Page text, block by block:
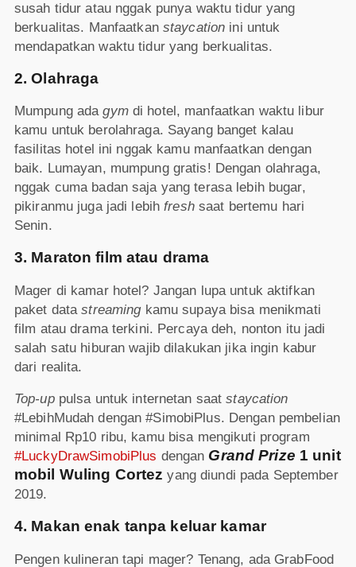
susah tidur atau nggak punya waktu tidur yang
berkualitas. Manfaatkan staycation ini untuk
mendapatkan waktu tidur yang berkualitas.
2. Olahraga
Mumpung adagymdi hotel, manfaatkan waktu libur
kamu untuk berolahraga. Sayang banget kalau
fasilitas hotel ini nggak kamu manfaatkan dengan
baik. Lumayan, mumpung gratis! Dengan olahraga,
nggak cuma badan saja yang terasa lebih bugar,
pikiranmu juga jadi lebihfreshsaat bertemu hari
Senin.
3. Maraton film atau drama
Mager di kamar hotel? Jangan lupa untuk aktifkan
paket datastreaming kamu supaya bisa menikmati
film atau drama terkini. Percaya deh, nonton itu jadi
salah satu hiburan wajib dilakukan jika ingin kabur
dari realita.
Top-uppulsa untuk internetan saatstaycation
#LebihMudah dengan #SimobiPlus. Dengan pembelian
minimal Rp10 ribu, kamu bisa mengikuti program
#LuckyDrawSimobiPlus dengan Grand Prize 1 unit
mobil Wuling Cortez yang diundi pada September
2019.
4. Makan enak tanpa keluar kamar
Pengen kulineran tapi mager? Tenang, ada GrabFood